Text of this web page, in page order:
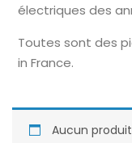
électriques des
Toutes sont des
in France.
Aucun